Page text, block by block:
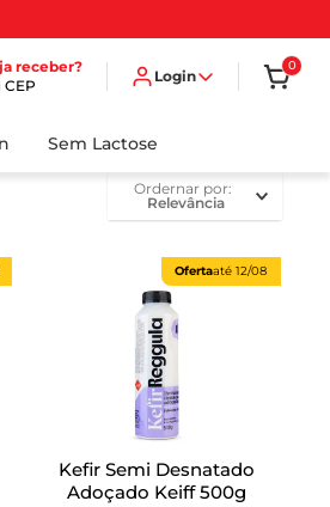
receber?
Login
0
Sem Lactose
ordernar por
Relevância
Ofertaaté12/08
Kefir Semi Desnatado
Adoçado Keiff 500g